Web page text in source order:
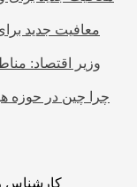
معافیت جدید
وزیر اقتصاد:
کارشناس